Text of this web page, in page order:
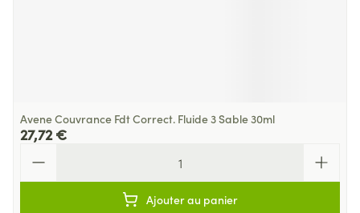
Avene Couvrance Fdt Correct. Fluide 3 Sable 30ml
27,72 €
Ajouter au panier